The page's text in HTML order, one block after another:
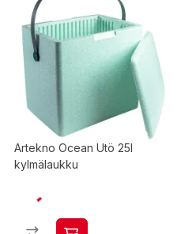
Artekno Ocean Utö 25l
kylmälaukku